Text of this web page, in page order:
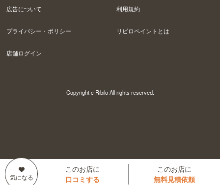
このお店に
口コミする
このお店に
無料見積依頼
広告について 利用規約
プライバシー・ポリシー リビロペイントとは
店舗ログイン
Copyright c Ribilo All rights reserved.